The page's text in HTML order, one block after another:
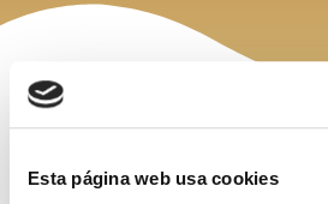
Esta página web usa cookies
Aviso Legal (LSSI)